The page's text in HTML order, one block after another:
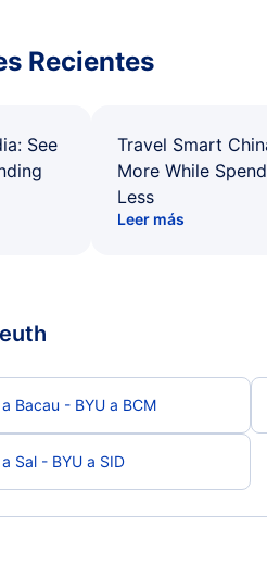
Recientes
See
Travel Smart
More While
Less
Leer más
Bacau - BYU a BCM
Sal - BYU a SID